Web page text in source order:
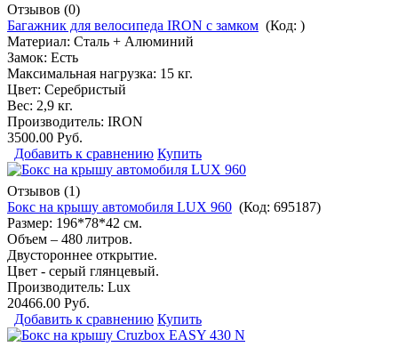
Отзывов (0)
Багажник для велосипеда IRON с замком (Код: )
Материал: Сталь + Алюминий
Замок: Есть
Максимальная нагрузка: 15 кг.
Цвет: Серебристый
Вес: 2,9 кг.
Производитель: IRON
3500.00 Руб.
Добавить к сравнению Купить
Отзывов (1)
Бокс на крышу автомобиля LUX 960 (Код: 695187)
Размер: 196*78*42 см.
Объем – 480 литров.
Двустороннее открытие.
Цвет - серый глянцевый.
Производитель: Lux
20466.00 Руб.
Добавить к сравнению Купить